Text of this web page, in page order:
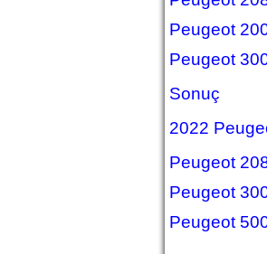
Peugeot
Peugeot
Sonuç
2022
Peugeot
Peugeot
Peugeot